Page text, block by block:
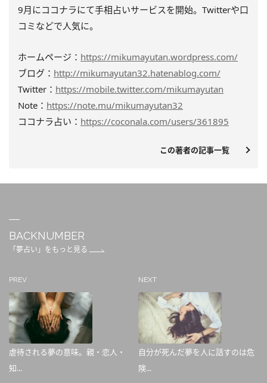
9月にココナラにて手相占いサービスを開始。Twitterや口
コミなどで人気に。
ホームページ： https://mikumayutan.wordpress.com/
ブログ： http://mikumayutan32.hatenablog.com/
Twitter： https://mobile.twitter.com/mikumayutan
Note： https://note.mu/mikumayutan32
ココナラ占い： https://coconala.com/users/361895
この著者の記事一覧
BACKNUMBER
「夢占い」をもっと見る
PREV
虐待される夢の意味。親・恋人・
知...
NEXT
自分が死んだ夢を人に話すのは危
険...